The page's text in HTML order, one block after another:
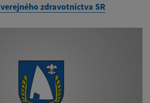
zdravotníctva SR